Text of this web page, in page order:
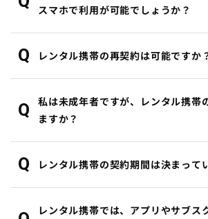
スマホで利用が可能でしょうか？
レンタル携帯の再契約は可能ですか
私は未成年者ですが、レンタル携帯
ますか？
レンタル携帯の契約期間は決まって
レンタル携帯では、アプリやサブス